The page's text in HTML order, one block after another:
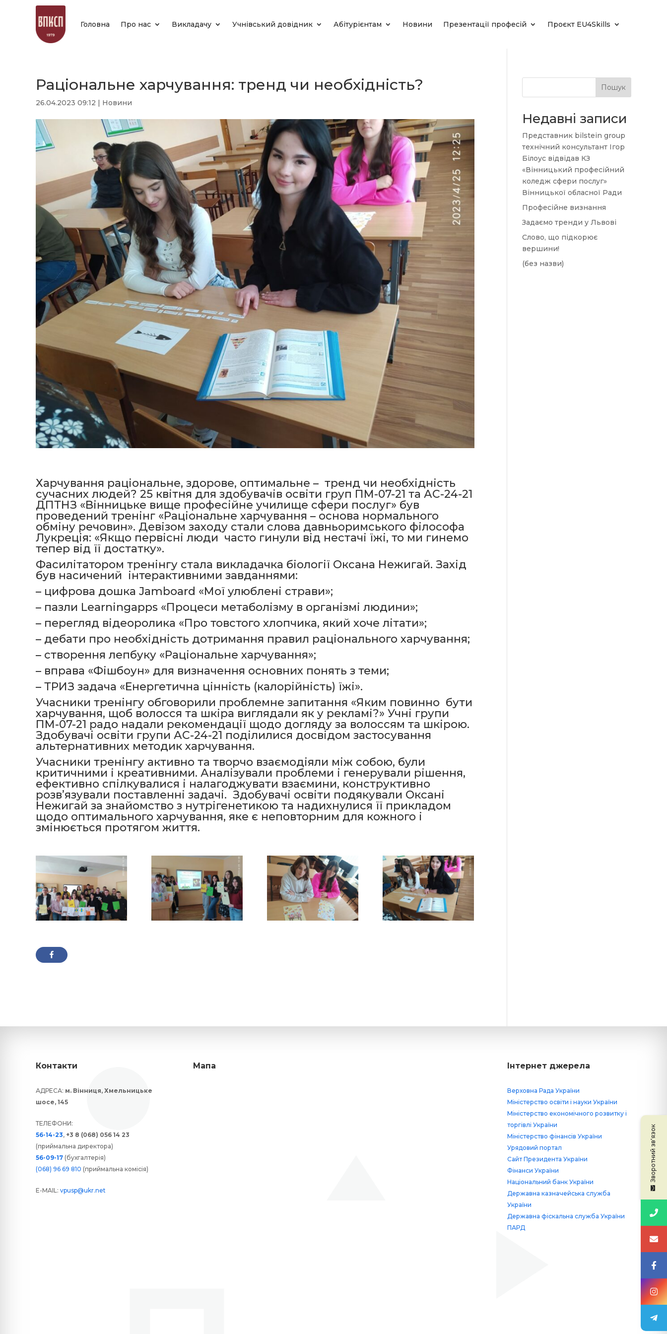
Головна Про нас Викладачу Учнівський довідник Абітурієнтам Новини Презентації професій Проєкт EU4Skills
Раціональне харчування: тренд чи необхідність?
26.04.2023 09:12 | Новини
Харчування раціональне, здорове, оптимальне – тренд чи необхідність
сучасних людей? 25 квітня для здобувачів освіти груп ПМ-07-21 та АС-24-21
ДПТНЗ «Вінницьке вище професійне училище сфери послуг» був
проведений тренінг «Раціональне харчування – основа нормального
обміну речовин». Девізом заходу стали слова давньоримського філософа
Лукреція: «Якщо первісні люди часто гинули від нестачі їжі, то ми гинемо
тепер від її достатку».
Фасилітатором тренінгу стала викладачка біології Оксана Нежигай. Захід
був насичений інтерактивними завданнями:
– цифрова дошка Jamboard «Мої улюблені страви»;
– пазли Learningapps «Процеси метаболізму в організмі людини»;
– перегляд відеоролика «Про товстого хлопчика, який хоче літати»;
– дебати про необхідність дотримання правил раціонального харчування;
– створення лепбуку «Раціональне харчування»;
– вправа «Фішбоун» для визначення основних понять з теми;
– ТРИЗ задача «Енергетична цінність (калорійність) їжі».
Учасники тренінгу обговорили проблемне запитання «Яким повинно бути
харчування, щоб волосся та шкіра виглядали як у рекламі?» Учні групи
ПМ-07-21 радо надали рекомендації щодо догляду за волоссям та шкірою.
Здобувачі освіти групи АС-24-21 поділилися досвідом застосування
альтернативних методик харчування.
Учасники тренінгу активно та творчо взаємодіяли між собою, були
критичними і креативними. Аналізували проблеми і генерували рішення,
ефективно спілкувалися і налагоджувати взаємини, конструктивно
розв’язували поставленні задачі. Здобувачі освіти подякували Оксані
Нежигай за знайомство з нутрігенетикою та надихнулися її прикладом
щодо оптимального харчування, яке є неповторним для кожного і
змінюється протягом життя.
Пошук
Недавні записи
Представник bilstein group
технічний консультант Ігор
Білоус відвідав КЗ
«Вінницький професійний
коледж сфери послуг»
Вінницької обласної Ради
Професійне визнання
Задаємо тренди у Львові
Слово, що підкорює
вершини!
(без назви)
Контакти
АДРЕСА: м. Вінниця, Хмельницьке
шосе, 145
ТЕЛЕФОНИ:
56-14-23, +3 8 (068) 056 14 23
(приймальна директора)
56-09-17 (бухгалтерія)
(068) 96 69 810 (приймальна комісія)
E-MAIL: vpusp@ukr.net
Мапа Інтернет джерела
Верховна Рада України
Міністерство освіти і науки України
Міністерство економічного розвитку і
торгівлі України
Міністерство фінансів України
Урядовий портал
Сайт Президента України
Фінанси України
Національний банк України
Державна казначейська служба
України
Державна фіскальна служба України
ПАРД
Зворотний зв'язок